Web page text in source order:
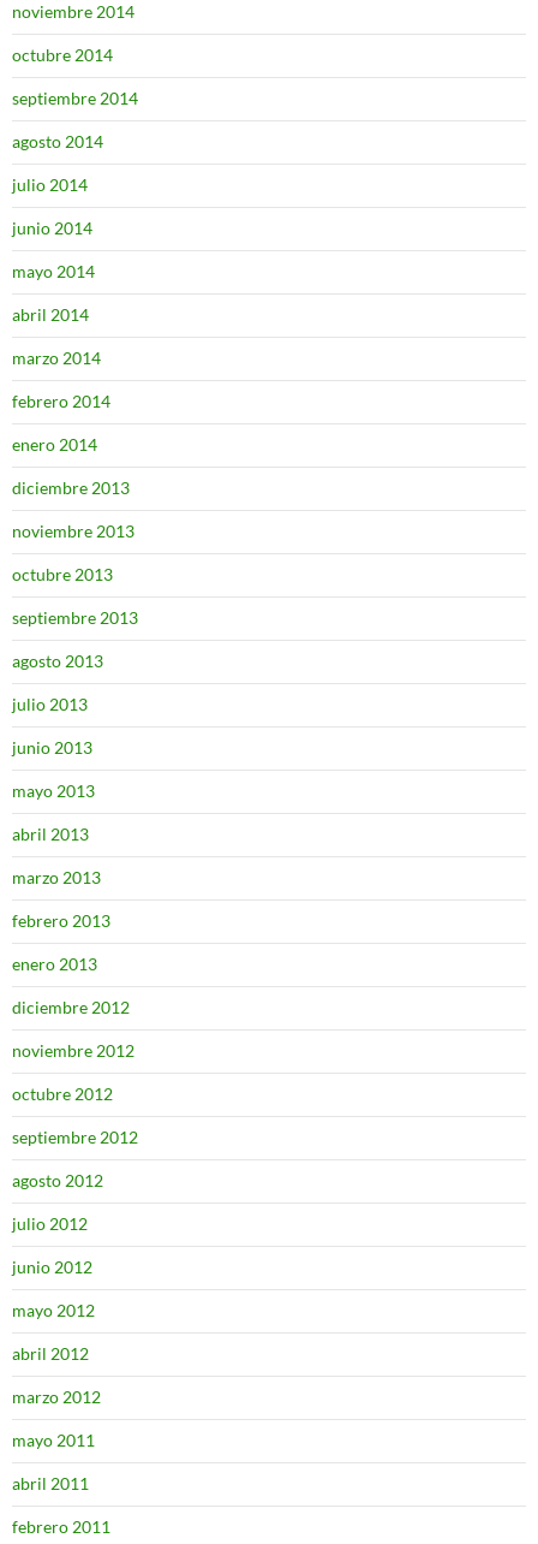
noviembre 2014
octubre 2014
septiembre 2014
agosto 2014
julio 2014
junio 2014
mayo 2014
abril 2014
marzo 2014
febrero 2014
enero 2014
diciembre 2013
noviembre 2013
octubre 2013
septiembre 2013
agosto 2013
julio 2013
junio 2013
mayo 2013
abril 2013
marzo 2013
febrero 2013
enero 2013
diciembre 2012
noviembre 2012
octubre 2012
septiembre 2012
agosto 2012
julio 2012
junio 2012
mayo 2012
abril 2012
marzo 2012
mayo 2011
abril 2011
febrero 2011